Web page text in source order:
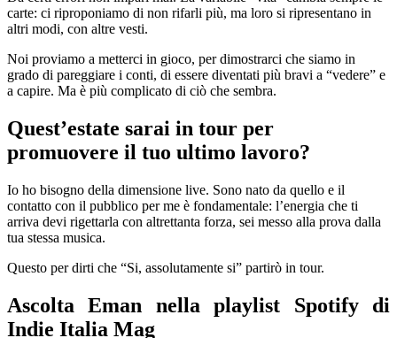
carte: ci riproponiamo di non rifarli più, ma loro si ripresentano in
altri modi, con altre vesti.
Noi proviamo a metterci in gioco, per dimostrarci che siamo in
grado di pareggiare i conti, di essere diventati più bravi a “vedere” e
a capire. Ma è più complicato di ciò che sembra.
Quest’estate sarai in tour per
promuovere il tuo ultimo lavoro?
Io ho bisogno della dimensione live. Sono nato da quello e il
contatto con il pubblico per me è fondamentale: l’energia che ti
arriva devi rigettarla con altrettanta forza, sei messo alla prova dalla
tua stessa musica.
Questo per dirti che “Si, assolutamente si” partirò in tour.
Ascolta Eman nella playlist Spotify di
Indie Italia Mag